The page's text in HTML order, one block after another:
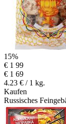
15%
€ 1 99
€ 1 69
4.23 € / 1 kg.
Kaufen
Russisches